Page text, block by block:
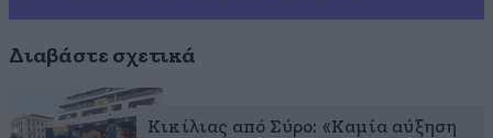
Διαβάστε σχετικά
Κικίλιας από Σύρο: «Καμία αύξηση